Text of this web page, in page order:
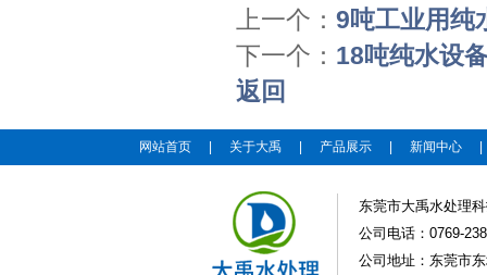
上一个： 9吨工业用纯
下一个： 18吨纯水设
返回
网站首页 关于大禹 产品展示 新闻中心
东莞市大禹水处理
公司电话：0769-
公司地址：东莞市